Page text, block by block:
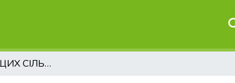
КОДЕКС КРАЩИХ СІЛЬСЬКОГОСПОДАРСЬКИХ ПРАКТИК